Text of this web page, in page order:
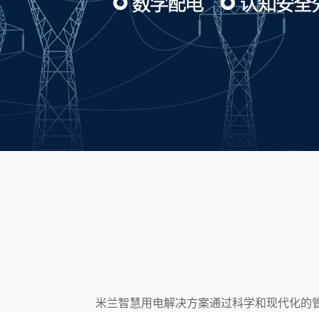
米兰智慧用电解决方案通过科学和现代化的